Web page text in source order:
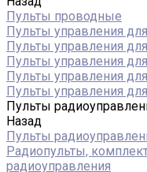
Пульты проводные
Пульты управления
Пульты управления
Пульты управления
Пульты управления
Пульты управления
Пульты
Назад
Пульты
Радиопульты,
радиоуправления